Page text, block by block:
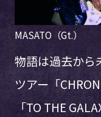
MASATO（Gt.）
物語は過去から
ツアー「
「TO THE